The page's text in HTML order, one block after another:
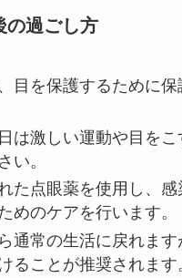
の過ごし方
目を保護するために保
は激しい運動や目を
い。
た点眼薬を使用し、感
めのケアを行います。
通常の生活に戻れま
ることが推奨されます